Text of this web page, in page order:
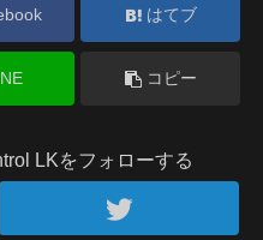
はてブ
コピー
LKをフォローする